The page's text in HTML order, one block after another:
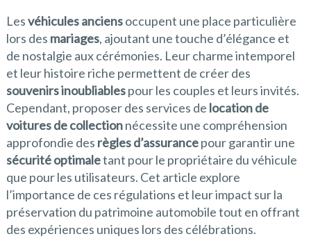
Lesvéhicules anciensoccupent une place particulière
lors des mariages, ajoutant une touche d’élégance et
de nostalgie aux cérémonies. Leur charme intemporel
et leur histoire riche permettent de créer des
souvenirs inoubliablespour les couples et leurs invités.
Cependant, proposer des services de location de
voitures de collectionnécessite une compréhension
approfondie des règles d’assurancepour garantir une
sécurité optimaletant pour le propriétaire du véhicule
que pour les utilisateurs. Cet article explore
l’importance de ces régulations et leur impact sur la
préservation du patrimoine automobile tout en offrant
des expériences uniques lors des célébrations.